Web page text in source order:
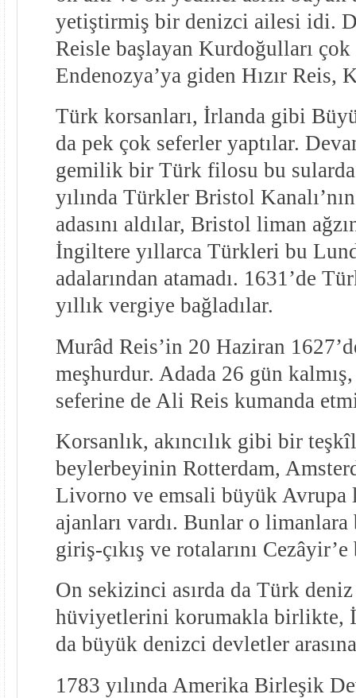
yetiştirmiş bir denizci ailesi idi.
Reisle başlayan Kurdoğulları çok
Endenozya’ya giden Hızır Reis,
Türk korsanları, İrlanda gibi
da pek çok seferler yaptılar.
gemilik bir Türk filosu bu
yılında Türkler Bristol
adasını aldılar, Bristol liman
İngiltere yıllarca Türkleri bu
adalarından atamadı. 1631’de
yıllık vergiye bağladılar.
Murâd Reis’in 20 Haziran
meşhurdur. Adada 26 gün
seferine de Ali Reis kumanda
Korsanlık, akıncılık gibi bir
beylerbeyinin Rotterdam,
Livorno ve emsali büyük Avrupa
ajanları vardı. Bunlar o
giriş-çıkış ve rotalarını
On sekizinci asırda da Türk deniz
hüviyetlerini korumakla birlikte,
da büyük denizci devletler
1783 yılında Amerika Birleşik